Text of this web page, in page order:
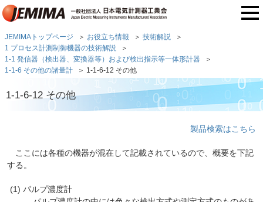
JEMIMAトップページ お役立ち情報
技術解説
1 プロセス計測制御機器の技術解説
1-1 発信器（検出器、変換器等）および検出指示等一体形計器
1-1-6 その他の諸量計
1-1-6-12 その他
1-1-6-12 その他
製品検索はこちら
ここには各種の機器が混在して記載されているので、概要を下記
する。
パルプ濃度計